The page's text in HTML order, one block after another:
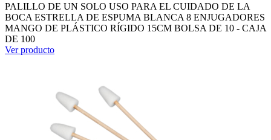
PALILLO DE UN SOLO USO PARA EL CUIDADO DE LA
BOCA ESTRELLA DE ESPUMA BLANCA 8 ENJUGADORES
MANGO DE PLÁSTICO RÍGIDO 15CM BOLSA DE 10 - CAJA
DE 100
Ver producto